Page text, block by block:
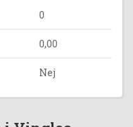
0
0,00
Nej